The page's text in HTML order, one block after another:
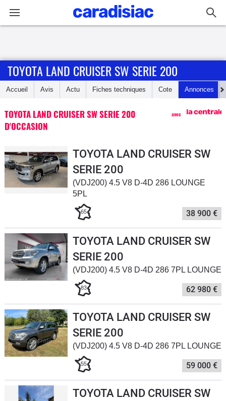
Accueil
Essais
Guide
d'achat
Electriques
Flottes
Auto
Services
Forum
Moto
Marques
TOYOTA LAND CRUISER SW SERIE 200
Accueil Avis Actu Fiches techniques Cote Annonces
TOYOTA LAND CRUISER SW SERIE 200
D'OCCASION
avec
TOYOTA LAND CRUISER SW
SERIE 200
(VDJ200) 4.5 V8 D-4D 286 LOUNGE
5PL
65 38 900 €
TOYOTA LAND CRUISER SW
SERIE 200
(VDJ200) 4.5 V8 D-4D 286 7PL LOUNGE
83 62 980 €
TOYOTA LAND CRUISER SW
SERIE 200
(VDJ200) 4.5 V8 D-4D 286 7PL LOUNGE
55 59 000 €
TOYOTA LAND CRUISER SW